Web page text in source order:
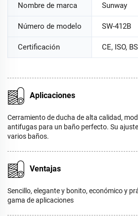
Nombre de marca Sunway
Número de modelo SW-412B
Certificación CE, ISO,
Aplicaciones
Cerramiento de ducha de alta calidad,
antifugas para un baño perfecto. Su
varios baños.
Ventajas
Sencillo, elegante y bonito, económico y
gama de aplicaciones